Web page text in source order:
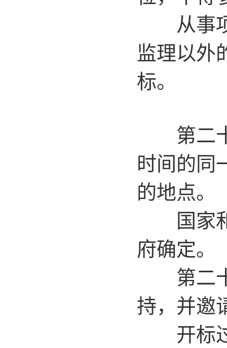
从事项
监理以外
标。
第二十
时间的同
的地点。
国家和
府确定。
第二十
持，并邀
开标过